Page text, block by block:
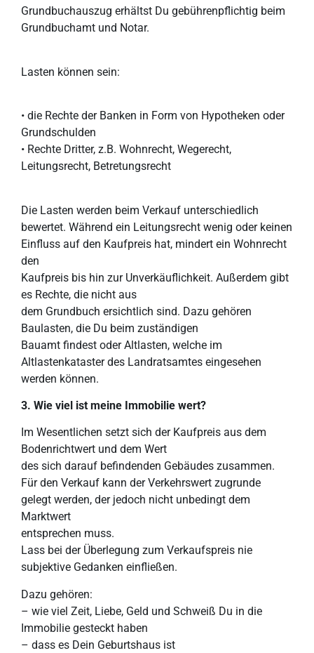
Grundbuchauszug erhältst Du gebührenpflichtig beim
Grundbuchamt und Notar.
Lasten können sein:
• die Rechte der Banken in Form von Hypotheken oder
Grundschulden
• Rechte Dritter, z.B. Wohnrecht, Wegerecht,
Leitungsrecht, Betretungsrecht
Die Lasten werden beim Verkauf unterschiedlich
bewertet. Während ein Leitungsrecht wenig oder keinen
Einfluss auf den Kaufpreis hat, mindert ein Wohnrecht
den
Kaufpreis bis hin zur Unverkäuflichkeit. Außerdem gibt
es Rechte, die nicht aus
dem Grundbuch ersichtlich sind. Dazu gehören
Baulasten, die Du beim zuständigen
Bauamt findest oder Altlasten, welche im
Altlastenkataster des Landratsamtes eingesehen
werden können.
3. Wie viel ist meine Immobilie wert?
Im Wesentlichen setzt sich der Kaufpreis aus dem
Bodenrichtwert und dem Wert
des sich darauf befindenden Gebäudes zusammen.
Für den Verkauf kann der Verkehrswert zugrunde
gelegt werden, der jedoch nicht unbedingt dem
Marktwert
entsprechen muss.
Lass bei der Überlegung zum Verkaufspreis nie
subjektive Gedanken einfließen.
Dazu gehören:
– wie viel Zeit, Liebe, Geld und Schweiß Du in die
Immobilie gesteckt haben
– dass es Dein Geburtshaus ist